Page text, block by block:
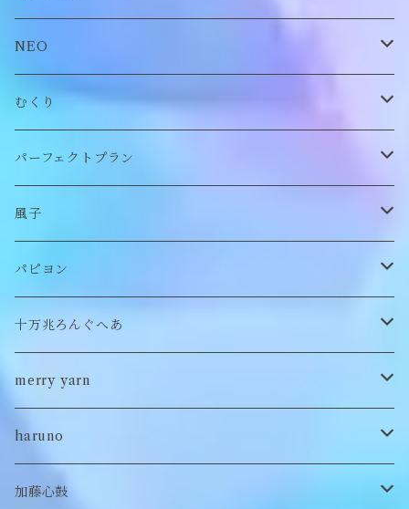
付け襟
帽子
スヌード
チョーカー/ネックレス
バッグ
バブーシュカ
ポンチョ
トップス
アウター
付け襟
bag/巾着
パンツ
ヘアアクセサリー
雑貨
キッズ
NEO
財布
ポーチ
bag/巾着
ピアス/イヤリング
イヤカフ
チョーカー
ヘアバレッタ
付け襟
むくり
リング
ピアス/イヤリング
ブローチ
刺繍キャップ
ロンT
Tシャツ
キーホルダー
パーフェクトプラン
ワンピース
トップス
アウター
パンツ
スカート
シューズ/サンダル
風子
ぬいぐるみ
刺繍ポーチ
ブローチ
パピヨン
ぬいぐるみ
ぬいぐるみブローチ
ぬいぐるみリング
ぬいぐるみ鏡
十万兆ろんぐへあ
ブローチ
マフラー
merry yarn
帽子
haruno
ヘアゴム
加藤心鼓